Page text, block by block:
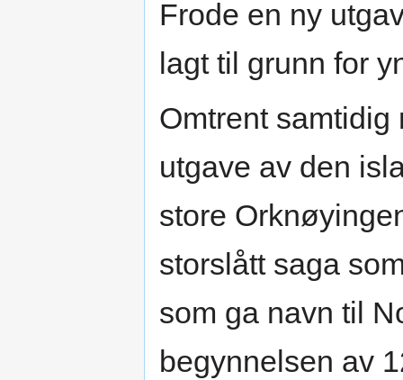
Frode en ny
lagt til grunn for
Omtrent samtidig
utgave av den
store
storslått saga
som ga navn til
begynnelsen av